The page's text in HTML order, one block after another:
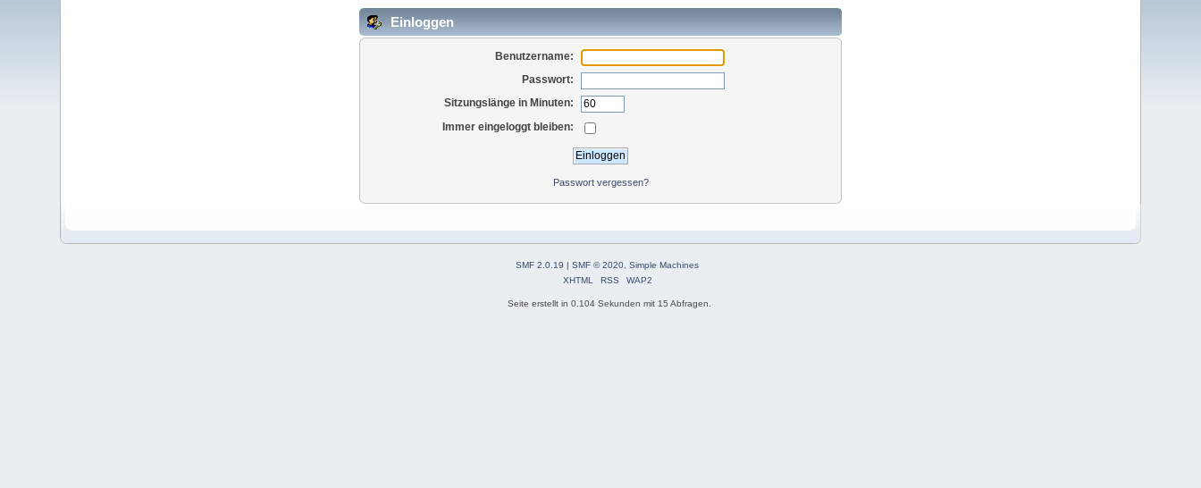
Einloggen
Benutzername:
Passwort:
Sitzungslänge in Minuten:
Immer eingeloggt bleiben:
Passwort vergessen?
SMF 2.0.19 | SMF © 2020 Simple Machines
XHTML
RSS WAP2
Seite erstellt in 0.104 Sekunden mit 15 Abfragen.